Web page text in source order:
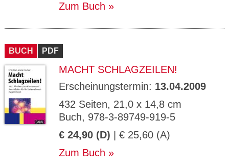
Zum Buch
BUCH PDF
MACHT SCHLAGZEILEN!
Erscheinungstermin: 13.04.2009
432 Seiten, 21,0 x 14,8 cm
Buch, 978-3-89749-919-5
€ 24,90 (D) | € 25,60 (A)
Zum Buch